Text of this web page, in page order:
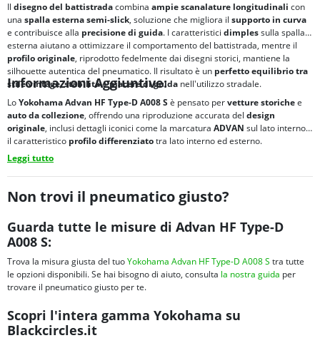
Il disegno del battistradacombina ampie scanalature longitudinali con
una spalla esterna semi-slick, soluzione che migliora il supporto in curva
e contribuisce alla precisione di guida. I caratteristici dimplessulla spalla
esterna aiutano a ottimizzare il comportamento del battistrada, mentre il
profilo originale, riprodotto fedelmente dai disegni storici, mantiene la
silhouette autentica del pneumatico. Il risultato è un perfetto equilibrio tra
stile vintage,stabilitàepiacere di guida nell'utilizzo stradale.
Informazioni Aggiuntive:
LoYokohama Advan HF Type-D A008 S è pensato pervetture storichee
auto da collezione, offrendo una riproduzione accurata del design
originale, inclusi dettagli iconici come la marcatura ADVAN sul lato interno e
il caratteristico profilo differenziatotra lato interno ed esterno.
Leggi tutto
Non trovi il pneumatico giusto?
Guarda tutte le misure di Advan HF Type-D
A008 S:
Trova la misura giusta del tuoYokohama Advan HF Type-D A008 S tra tutte
le opzioni disponibili. Se hai bisogno di aiuto, consulta la nostra guida per
trovare il pneumatico giusto per te.
Scopri l'intera gamma Yokohama su
Blackcircles.it